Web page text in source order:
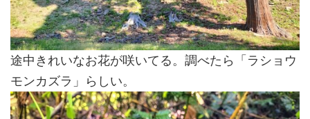
途中きれいなお花が咲いてる。調べたら「ラショウ
モンカズラ」らしい。